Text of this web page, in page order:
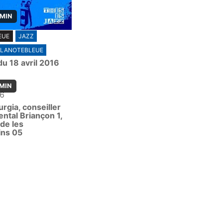
JAZZ
LANOTEBLEUE
18 avril 2016
conseiller
Briançon 1,
les
05